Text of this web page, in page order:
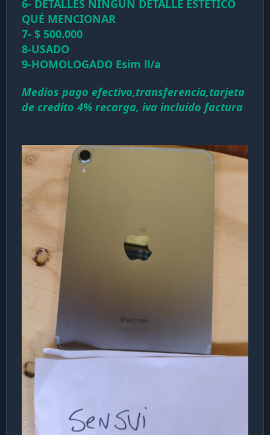
6- DETALLES NINGÚN DETALLE ESTÉTICO
QUÉ MENCIONAR
7- $ 500.000
8-USADO
9-HOMOLOGADO Esim ll/a
Medios pago efectivo,transferencia,tarjeta
de credíto 4% recarga, iva incluido factura